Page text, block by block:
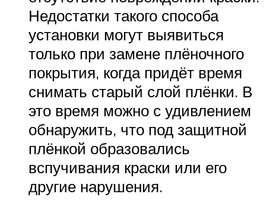
Недостатки такого способа
установки могут выявиться
только при замене плёночного
покрытия, когда придёт время
снимать старый слой плёнки. В
это время можно с удивлением
обнаружить, что под защитной
плёнкой образовались
вспучивания краски или его
другие нарушения.